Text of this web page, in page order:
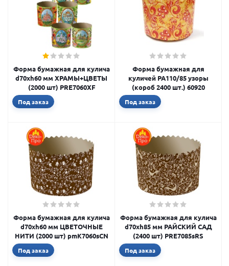
Форма бумажная для кулича
d70xh60 мм ХРАМЫ+ЦВЕТЫ
(2000 шт) PRE7060XF
Под заказ
Форма бумажная для
куличей PA110/85 узоры
(короб 2400 шт.) 60920
Под заказ
Форма бумажная для кулича
d70xh60 мм ЦВЕТОЧНЫЕ
НИТИ (2000 шт) pmK7060sCN
Под заказ
Форма бумажная для кулича
d70xh85 мм РАЙСКИЙ САД
(2400 шт) PRE7085sRS
Под заказ